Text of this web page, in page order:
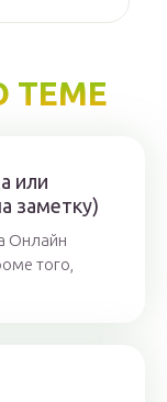
ТЕМЕ
или
заметку)
Онлайн
того,